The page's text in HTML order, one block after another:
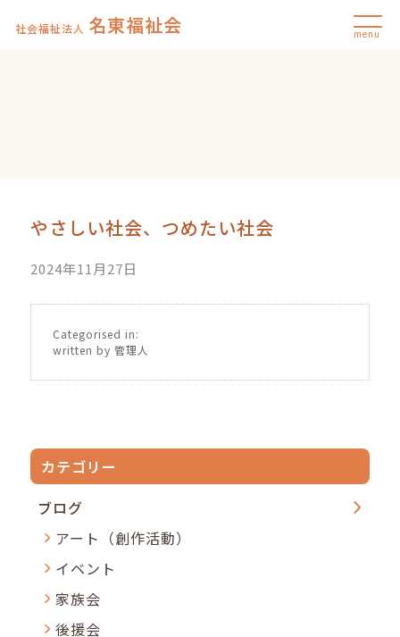
社会福祉法人 名東福祉会 menu
やさしい社会、つめたい社会
2024年11月27日
Categorised in:
written by 管理人
カテゴリー
ブログ
アート（創作活動）
イベント
家族会
後援会